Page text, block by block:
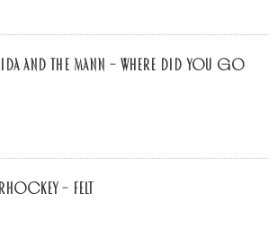
and The Mann – Where Did You Go
– felt